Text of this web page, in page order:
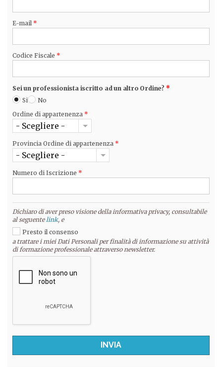
E-mail *
Codice Fiscale *
Sei un professionista iscritto ad un altro Ordine? *
Si
No
Ordine di appartenenza *
- Scegliere -
Provincia Ordine di appartenenza *
- Scegliere -
Numero di Iscrizione *
Dichiaro di aver preso visione della informativa privacy, consultabile
al seguentelink, e
Presto il consenso
a trattare i miei Dati Personali per finalità di informazione su attività
di formazione professionale attraverso newsletter.